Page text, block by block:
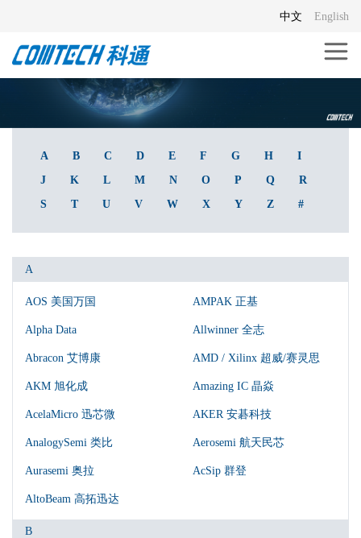
English
中文
A B C D E F G H
I
J
K L M N O P Q
R
S
T U V W X Y Z #
A
AOS 美国万国 AMPAK 正基
Alpha Data Allwinner 全志
Abracon 艾博康 AMD / Xilinx 超威/赛灵思
AKM 旭化成 Amazing IC 晶焱
AcelaMicro 迅芯微 AKER 安碁科技
AnalogySemi 类比 Aerosemi 航天民芯
Aurasemi 奥拉 AcSip 群登
AltoBeam 高拓迅达
B